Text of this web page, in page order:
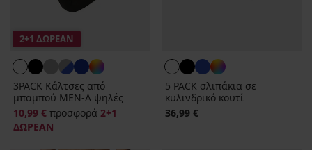
2+1 ΔΩΡΕΑΝ
3PACK Κάλτσες από
μπαμπού MEN-A ψηλές
10,99 € προσφορά 2+1
ΔΩΡΕΑΝ
5 PACK σλιπάκια σε
κυλινδρικό κουτί
36,99 €